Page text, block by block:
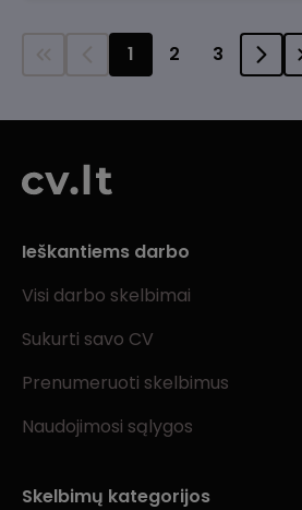
1 2 3
Ieškantiems darbo
Visi darbo skelbimai
Sukurti savo CV
Prenumeruoti skelbimus
Naudojimosi sąlygos
Skelbimų kategorijos